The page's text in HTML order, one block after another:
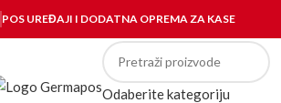
POS UREĐAJI I DODATNA OPREMA ZA KASE
Odaberite kategoriju